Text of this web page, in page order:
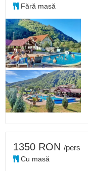
Fără masă
1350 RON /pers
Cu masă